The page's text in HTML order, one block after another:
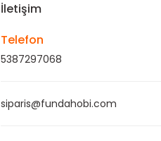
İletişim
Telefon
5387297068
siparis@fundahobi.com